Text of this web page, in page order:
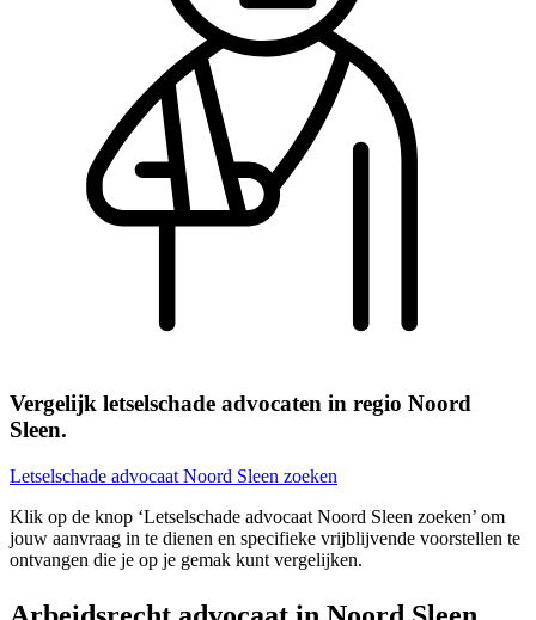
Vergelijk letselschade advocaten in regio Noord
Sleen.
Letselschade advocaat Noord Sleen zoeken
Klik op de knop ‘Letselschade advocaat Noord Sleen zoeken’ om
jouw aanvraag in te dienen en specifieke vrijblijvende voorstellen te
ontvangen die je op je gemak kunt vergelijken.